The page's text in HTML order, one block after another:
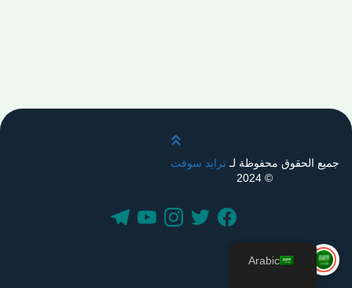
قم بالتمرير لأعلى
جميع الحقوق محفوظة لـترايد سوفت
© 2024
Arabic